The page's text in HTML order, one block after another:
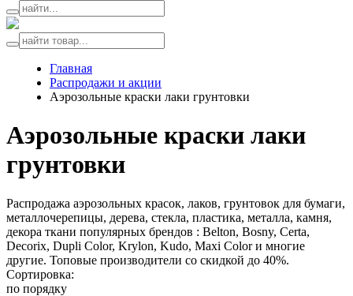
Главная
Распродажи и акции
Аэрозольные краски лаки грунтовки
Аэрозольные краски лаки
грунтовки
Распродажа аэрозольных красок, лаков, грунтовок для бумаги,
металлочерепицы, дерева, стекла, пластика, металла, камня,
декора ткани популярных брендов : Belton, Bosny, Certa,
Decorix, Dupli Color, Krylon, Kudo, Maxi Color и многие
другие. Топовые производители со скидкой до 40%.
Сортировка:
по порядку